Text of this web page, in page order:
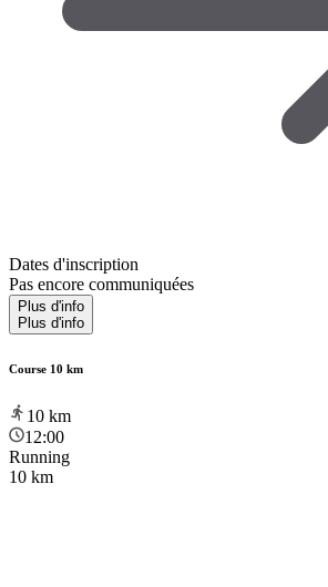
Dates d'inscription
Pas encore communiquées
Plus d'info
Plus d'info
Course 10 km
10 km
12:00
Running
10 km